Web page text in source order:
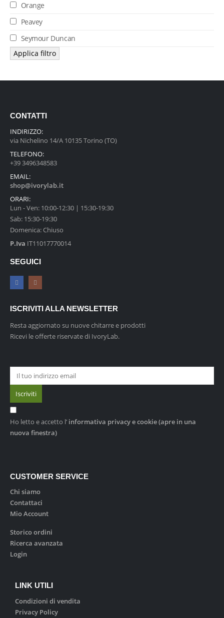
Orange
Peavey
Seymour Duncan
Applica filtro
CONTATTI
INDIRIZZO:
via Nichelino 14/A 10135 Torino (TO)
TELEFONO:
+39 3496348583
EMAIL:
shop@ivorylab.it
ORARI:
Lun - Ven: 10:00-12:30 | 15:30-19:30
Sab: 15:30-19:30
Domenica: Chiuso
P.Iva IT11017770014
SEGUICI
ISCRIVITI ALLA NEWSLETTER
Resta aggiornato su nuove chitarre e prodotti
Ricevi le offerte riservate di IvoryLab.
Ho letto e accetto l’ informativa privacy e cookie(apre in una
nuova finestra)
CUSTOMER SERVICE
Chi siamo
Contattaci
Mio Account
Storico ordini
Ricerca avanzata
Login
LINK UTILI
Condizioni di vendita
Privacy Policy